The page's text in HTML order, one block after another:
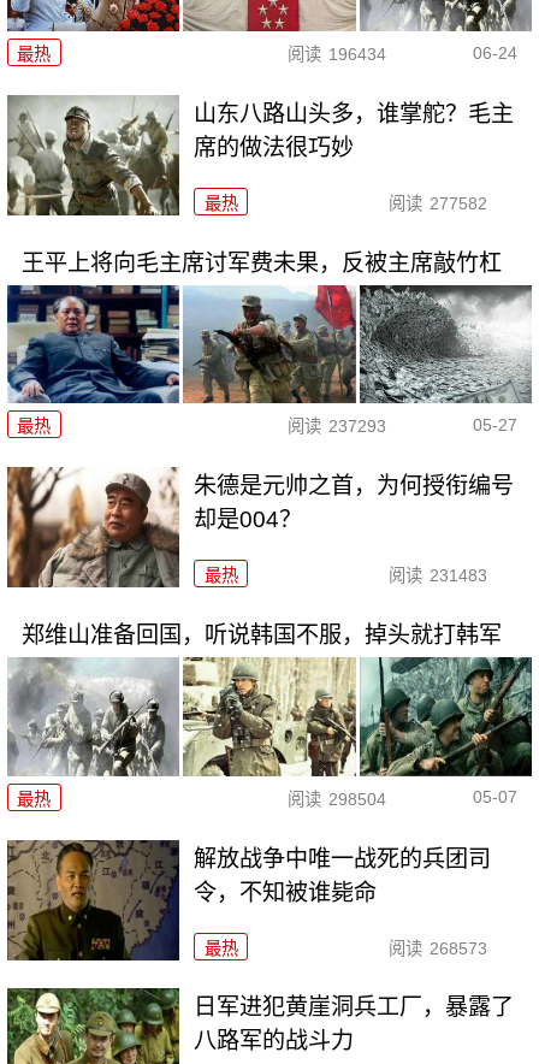
最热 阅读 196434 06-24
山东八路山头多，谁掌舵？毛主
席的做法很巧妙
最热 阅读 277582
王平上将向毛主席讨军费未果，反被主席敲竹杠
最热 阅读 237293 05-27
朱德是元帅之首，为何授衔编号
却是004？
最热 阅读 231483
郑维山准备回国，听说韩国不服，掉头就打韩军
最热 阅读 298504 05-07
解放战争中唯一战死的兵团司
令，不知被谁毙命
最热 阅读 268573
日军进犯黄崖洞兵工厂，暴露了
八路军的战斗力